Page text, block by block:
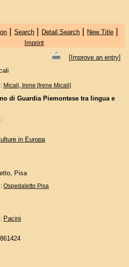
|Search | Detail Search | New Title |
Imprint
[Improve an entry]
Micali, Irene [Irene Micali]
di Guardia Piemontese tra lingua e
in Europa
Pisa
Ospedaletto Pisa
Pacini